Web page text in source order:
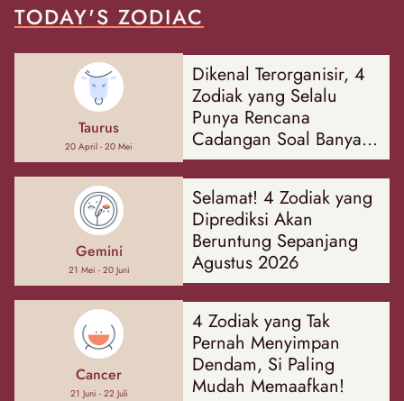
TODAY'S ZODIAC
Taurus
20 April - 20 Mei
Dikenal Terorganisir, 4
Zodiak yang Selalu
Punya Rencana
Cadangan Soal Banyak
Hal
Gemini
21 Mei - 20 Juni
Selamat! 4 Zodiak yang
Diprediksi Akan
Beruntung Sepanjang
Agustus 2026
Cancer
21 Juni - 22 Juli
4 Zodiak yang Tak
Pernah Menyimpan
Dendam, Si Paling
Mudah Memaafkan!